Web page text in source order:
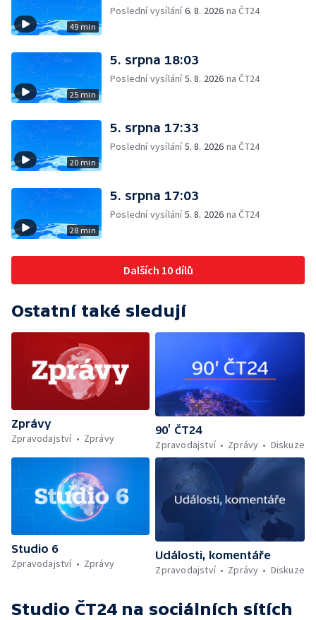
49 min
Poslední vysílání6. 8. 2026 na ČT24
25 min
5. srpna 18:03
Poslední vysílání5. 8. 2026 na ČT24
20 min
5. srpna 17:33
Poslední vysílání5. 8. 2026 na ČT24
28 min
5. srpna 17:03
Poslední vysílání5. 8. 2026 na ČT24
Dalších 10 dílů
Ostatní také sledují
Zprávy
Zpravodajství
Zprávy
90’ ČT24
Zpravodajství
Zprávy Diskuze
Studio 6
Zpravodajství
Zprávy
Události, komentáře
Zpravodajství
Zprávy Diskuze
Studio ČT24 na sociálních sítích